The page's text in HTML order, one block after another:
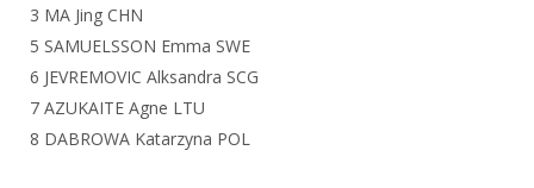
Medewerkers
Samenwerking
KNAS Keurmerk
NK's
JPT
JEC
Voor scheidsrechters
Nieuws
Scheidsrechterslijst
3 MA Jing CHN
5 SAMUELSSON Emma SWE
6 JEVREMOVIC Alksandra SCG
7 AZUKAITE Agne LTU
8 DABROWA Katarzyna POL